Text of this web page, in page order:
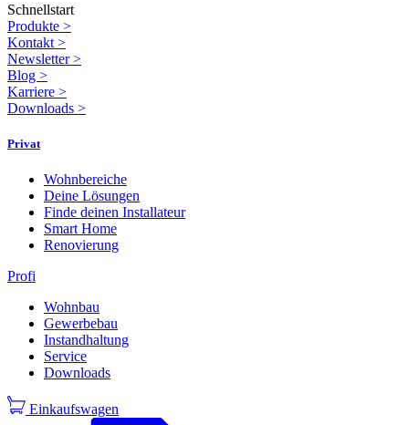
Schnellstart
Produkte >
Kontakt >
Newsletter>
Blog >
Karriere >
Downloads >
Privat
Wohnbereiche
Deine Lösungen
Finde deinen Installateur
Smart Home
Renovierung
Profi
Wohnbau
Gewerbebau
Instandhaltung
Service
Downloads
Einkaufswagen